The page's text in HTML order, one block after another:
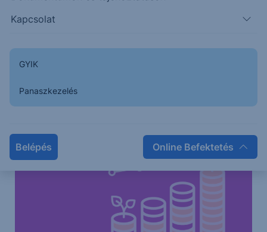
Kapcsolat
GYIK
Panaszkezelés
Belépés Online Befektetés